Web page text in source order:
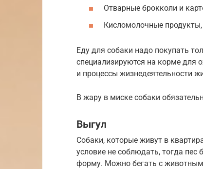
Отварные брокколи и
Кисломолочные
Еду для собаки надо покупать
специализируются на корме для
и процессы жизнедеятельности
В жару в миске собаки
Выгул
Собаки, которые живут в
условие не соблюдать, тогда пес
форму. Можно бегать с